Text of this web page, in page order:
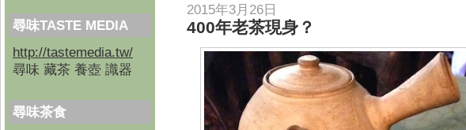
尋味TASTE MEDIA
http://tastemedia.tw/
尋味 藏茶 養壺 識器
尋味茶食
2015年3月26日
400年老茶現身？